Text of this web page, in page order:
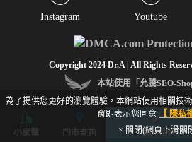
Instagram Youtube
Copyright 2024 Dr.A | All Rights
本站使用「允騰SEO-
小家電 門市查詢 立即預約
為了提供您更好的瀏覽體驗，本網站使用相關技
窗即表示您同意 【 隱私
× 關閉(網頁下滑關